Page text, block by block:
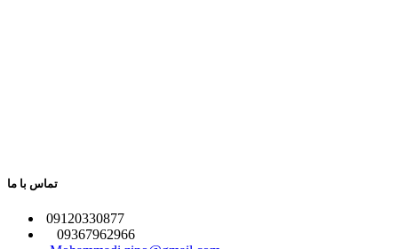
تماس با ما
​09120330877
09367962966